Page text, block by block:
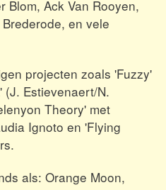
Blom, Ack Van Rooyen,
en vele
projecten zoals 'Fuzzy'
(J. Estievenaert/N.
Theory' met
Ignoto en 'Flying
als: Orange Moon,